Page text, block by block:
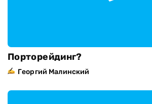
Порторейдинг?
Георгий Малинский